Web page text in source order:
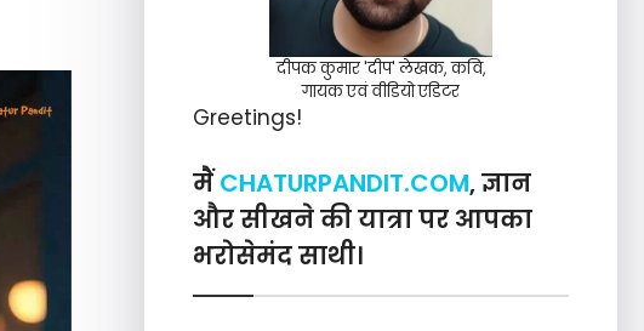
दीपक कुमार 'दीप' लेखक, कवि,
गायक एवं वीडियो एडिटर
Greetings!
मैं CHATURPANDIT.COM, ज्ञान
और सीखने की यात्रा पर आपका
भरोसेमंद साथी।